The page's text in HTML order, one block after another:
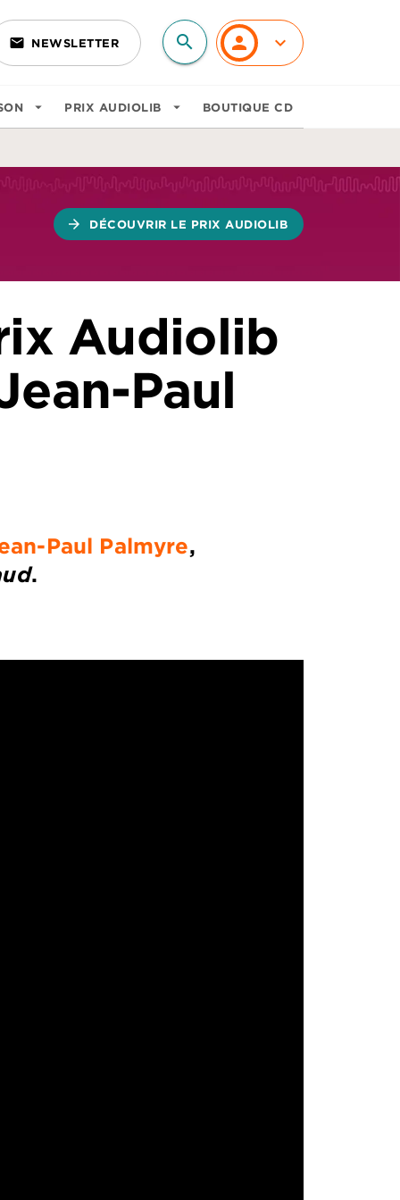
email NEWSLETTER search personn keyboard_arrow_down
arrow_drop_down PRIX AUDIOLIB arrow_drop_down BOUTIQUE CD
arrow_forward DÉCOUVRIR LE PRIX AUDIOLIB
Audiolib
Paul
Paul Palmyre,
.